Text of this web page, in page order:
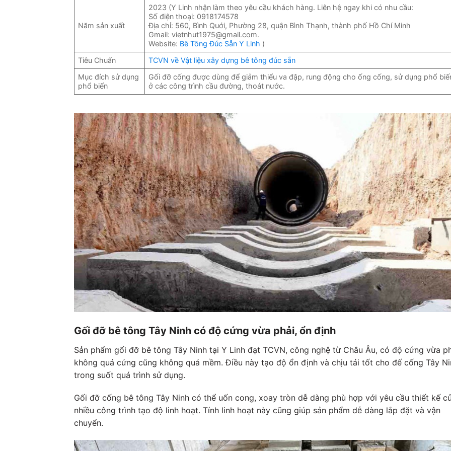
Năm sản xuất
2023 (Y Linh nhận làm theo yêu cầu khách hàng. Liên hệ ngay khi có nhu cầu:
Số điện thoại: 0918174578
Địa chỉ: 560, Bình Quới, Phường 28, quận Bình Thạnh, thành phố Hồ Chí Minh
Gmail: vietnhut1975@gmail.com.
Website: Bê Tông Đúc Sẵn Y Linh )
Tiêu Chuẩn
TCVN về Vật liệu xây dựng bê tông đúc sẵn
Mục đích sử dụng
phổ biến
Gối đỡ cống được dùng để giảm thiểu va đập, rung động cho ống cống, sử dụng phổ
ở các công trình cầu đường, thoát nước.
Gối đỡ bê tông Tây Ninh có độ cứng vừa phải, ổn định
Sản phẩm gối đỡ bê tông Tây Ninh tại Y Linh đạt TCVN, công nghệ từ Châu Âu, có độ cứng vừa
không quá cứng cũng không quá mềm. Điều này tạo độ ổn định và chịu tải tốt cho đế cống Tây
trong suốt quá trình sử dụng.
Gối đỡ cống bê tông Tây Ninh có thể uốn cong, xoay tròn dễ dàng phù hợp với yêu cầu thiết kế
nhiều công trình tạo độ linh hoạt. Tính linh hoạt này cũng giúp sản phẩm dễ dàng lắp đặt và vận
chuyển.